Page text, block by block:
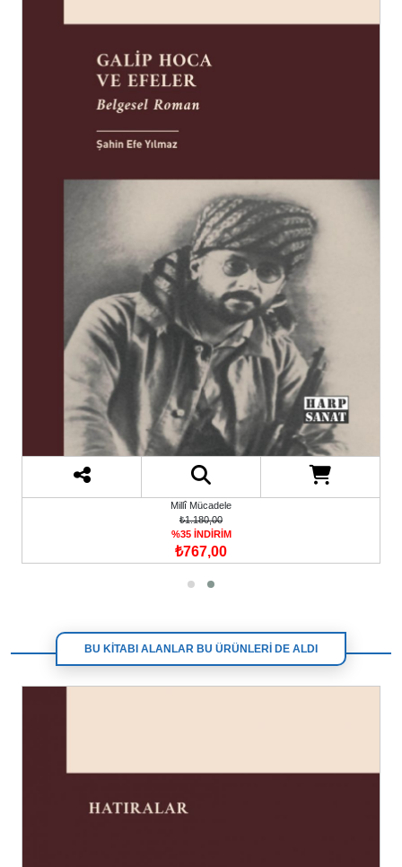
Millî Mücadele
₺1.180,00
%35 İNDİRİM
₺767,00
BU KİTABI ALANLAR BU ÜRÜNLERİ DE ALDI